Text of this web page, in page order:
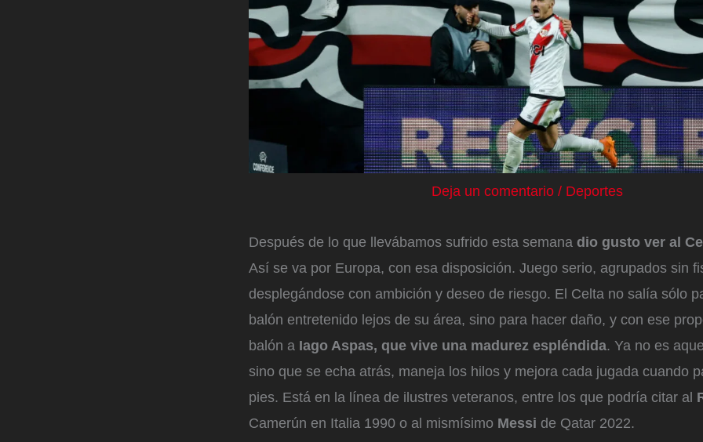
Deja un comentario / Deportes
Después de lo que llevábamos sufrido esta semana dio gusto ver al
Así se va por Europa, con esa disposición. Juego serio, agrupados sin
desplegándose con ambición y deseo de riesgo. El Celta no salía sólo
balón entretenido lejos de su área, sino para hacer daño, y con ese
balón a Iago Aspas, que vive una madurez espléndida. Ya no es
sino que se echa atrás, maneja los hilos y mejora cada jugada cuando
pies. Está en la línea de ilustres veteranos, entre los que podría citar al
Camerún en Italia 1990 o al mismísimo Messi de Qatar 2022.